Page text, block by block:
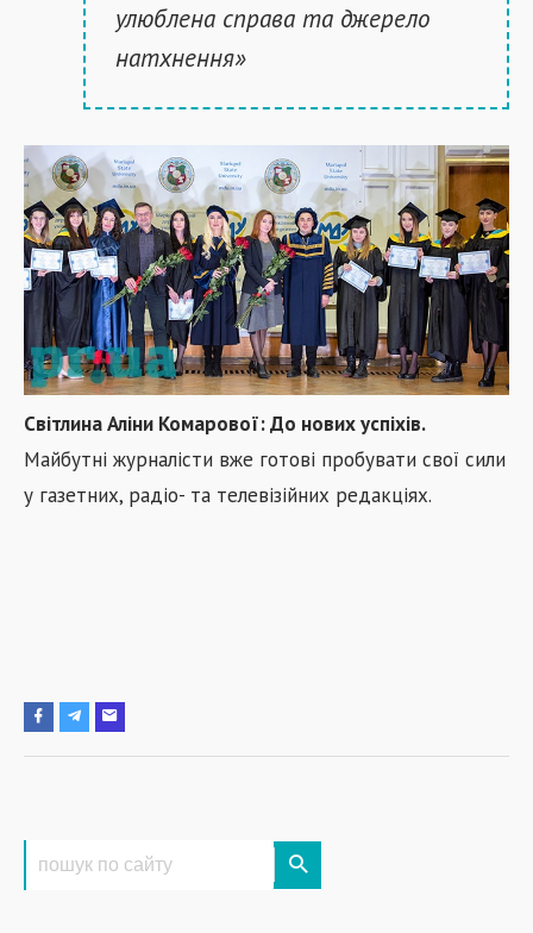
улюблена справа та джерело
натхнення»
Світлина Аліни Комарової:До нових успіхів.
Майбутні журналісти вже готові пробувати свої сили
у газетних, радіо- та телевізійних редакціях.